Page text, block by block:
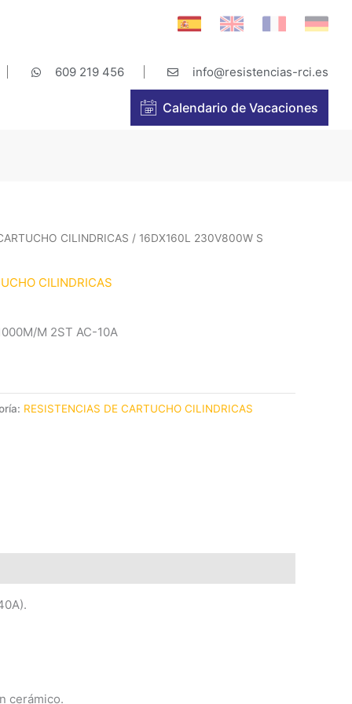
609 219 456 info@resistencias-rci.es
Calendario de Vacaciones
CILINDRICAS / 16DX160L 230V800W S
CILINDRICAS
M 2ST AC-10A
RESISTENCIAS DE CARTUCHO CILINDRICAS
cerámico.